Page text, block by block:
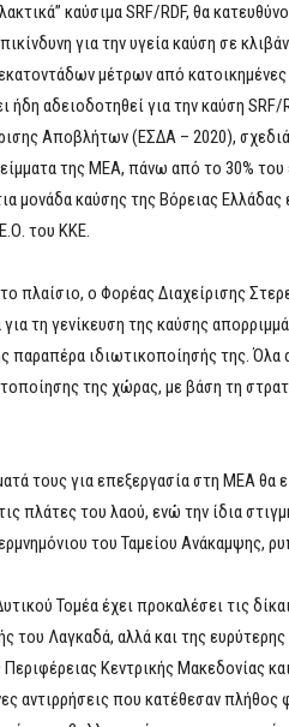
καύσιμα SRF/RDF, θα
για την υγεία καύση σε
μέτρων από
ήδη αδειοδοτηθεί για την καύση
Αποβλήτων (ΕΣΔΑ – 2020),
της ΜΕΑ, πάνω από το 30% του
μονάδα καύσης της Βόρειας Ελλάδας
του ΚΚΕ.
πλαίσιο, ο Φορέας Διαχείρισης
τη γενίκευση της καύσης
παραπέρα ιδιωτικοποίησής της.
της χώρας, με βάση τη
τους για επεξεργασία στη ΜΕΑ θα
πλάτες του λαού, ενώ την ίδια
του Ταμείου Ανάκαμψης,
Τομέα έχει προκαλέσει τις
του Λαγκαδά, αλλά και της
Κεντρικής Μακεδονίας
αντιρρήσεις που κατέθεσαν